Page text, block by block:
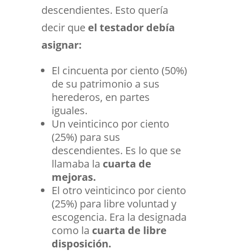
descendientes. Esto quería
decir que el testador debía
asignar:
El cincuenta por ciento (50%)
de su patrimonio a sus
herederos, en partes
iguales.
Un veinticinco por ciento
(25%) para sus
descendientes. Es lo que se
llamaba la cuarta de
mejoras.
El otro veinticinco por ciento
(25%) para libre voluntad y
escogencia. Era la designada
como la cuarta de libre
disposición.